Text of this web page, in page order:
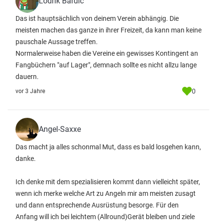
Das ist hauptsächlich von deinem Verein abhängig. Die
meisten machen das ganze in ihrer Freizeit, da kann man keine
pauschale Aussage treffen.
Normalerweise haben die Vereine ein gewisses Kontingent an
Fangbüchern "auf Lager", demnach sollte es nicht allzu lange
dauern.
vor 3 Jahre 0
Angel-Saxxe
Das macht ja alles schonmal Mut, dass es bald losgehen kann,
danke.
Ich denke mit dem spezialisieren kommt dann vielleicht später,
wenn ich merke welche Art zu Angeln mir am meisten zusagt
und dann entsprechende Ausrüstung besorge. Für den
Anfang will ich bei leichtem (Allround)Gerät bleiben und ziele